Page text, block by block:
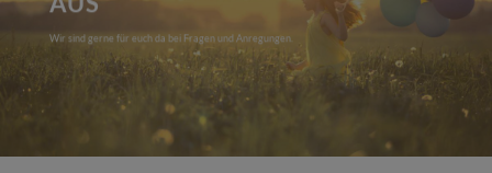
Wir sind gerne für euch da bei Fragen und Anregungen.